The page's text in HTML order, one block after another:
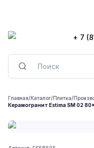
+ 7
Главная/Каталог/Плитка/
Керамогранит Estima SM 02